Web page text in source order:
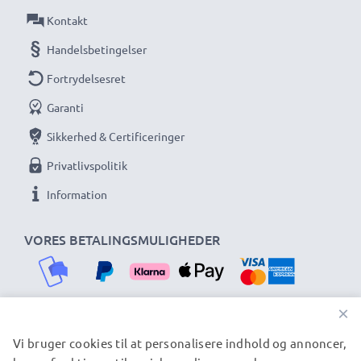
VORES BETALINGSMULIGHEDER
Kontakt
Handelsbetingelser
Fortrydelsesret
Garanti
Sikkerhed & Certificeringer
Privatlivspolitik
Information
VORES FORSENDELSESPARTNERE
×
Vi bruger cookies til at personalisere indhold og annoncer,